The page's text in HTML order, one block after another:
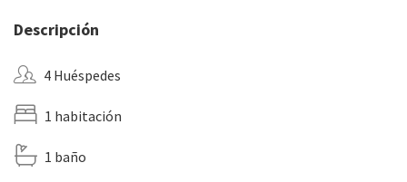
Descripción
4 Huéspedes
1 habitación
1 baño